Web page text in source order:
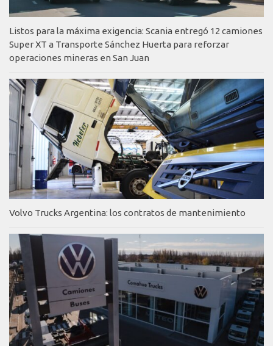
Listos para la máxima exigencia: Scania entregó 12 camiones
Super XT a Transporte Sánchez Huerta para reforzar
operaciones mineras en San Juan
Volvo Trucks Argentina: los contratos de mantenimiento